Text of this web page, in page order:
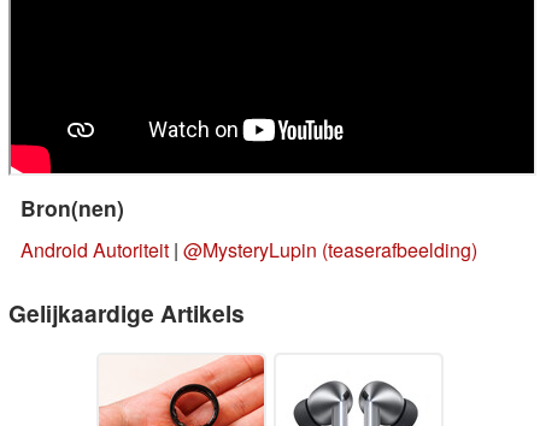
Bron(nen)
Android Autoriteit | @MysteryLupin (teaserafbeelding)
Gelijkaardige Artikels